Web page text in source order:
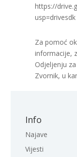
https://
usp=drivesdk
Za pomoć
informacije,
Odjeljenju
Zvornik, u
Info
Najave
Vijesti